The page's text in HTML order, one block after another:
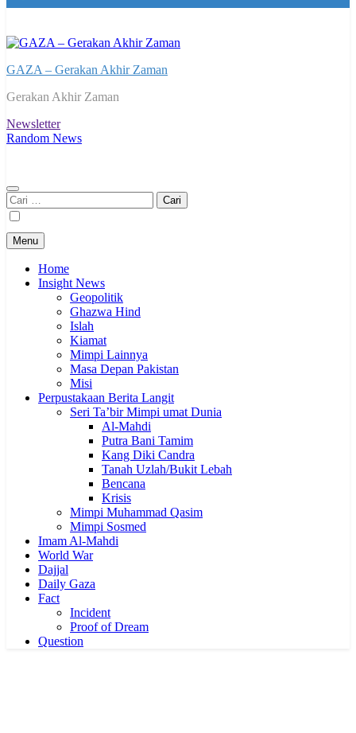
GAZA – Gerakan Akhir Zaman
Gerakan Akhir Zaman
Newsletter
Random News
Cari
untuk:
Menu
Home
Insight News
Geopolitik
Ghazwa Hind
Islah
Kiamat
Mimpi Lainnya
Masa Depan Pakistan
Misi
Perpustakaan Berita Langit
Seri Ta’bir Mimpi umat Dunia
Al-Mahdi
Putra Bani Tamim
Kang Diki Candra
Tanah Uzlah/Bukit Lebah
Bencana
Krisis
Mimpi Muhammad Qasim
Mimpi Sosmed
Imam Al-Mahdi
World War
Dajjal
Daily Gaza
Fact
Incident
Proof of Dream
Question